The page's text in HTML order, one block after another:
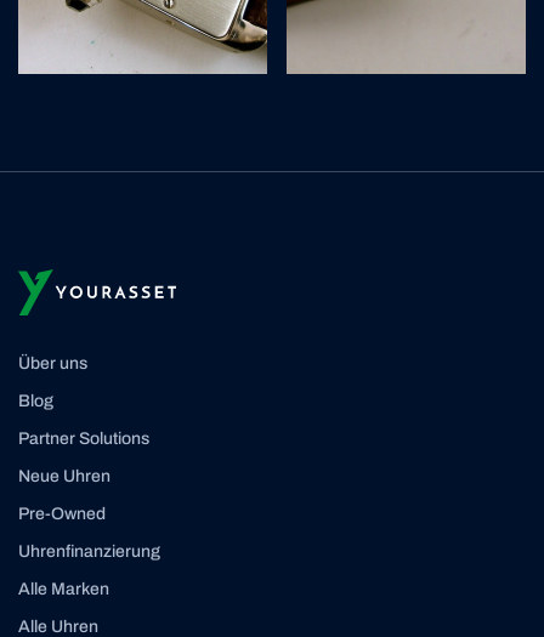
Über uns
Blog
Partner Solutions
Neue Uhren
Pre-Owned
Uhrenfinanzierung
Alle Marken
Alle Uhren